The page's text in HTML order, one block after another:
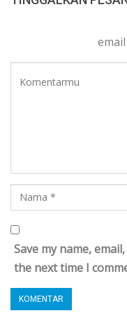
Save my name,
the next time I